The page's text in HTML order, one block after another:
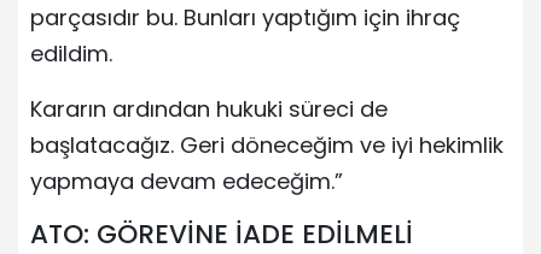
parçasıdır bu. Bunları yaptığım için ihraç
edildim.
Kararın ardından hukuki süreci de
başlatacağız. Geri döneceğim ve iyi hekimlik
yapmaya devam edeceğim.”
ATO: GÖREVİNE İADE EDİLMELİ